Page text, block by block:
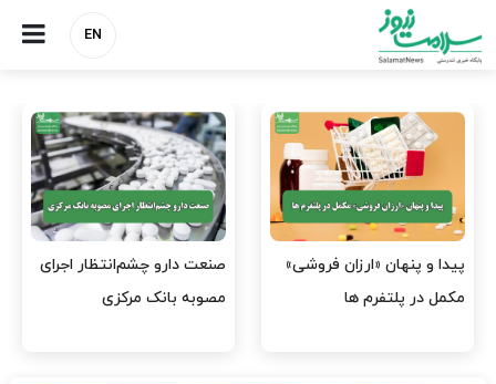
EN
صنعت دارو چشم‌انتظار اجرای
مصوبه بانک مرکزی
هشدار کانون هموفیلی ایران: